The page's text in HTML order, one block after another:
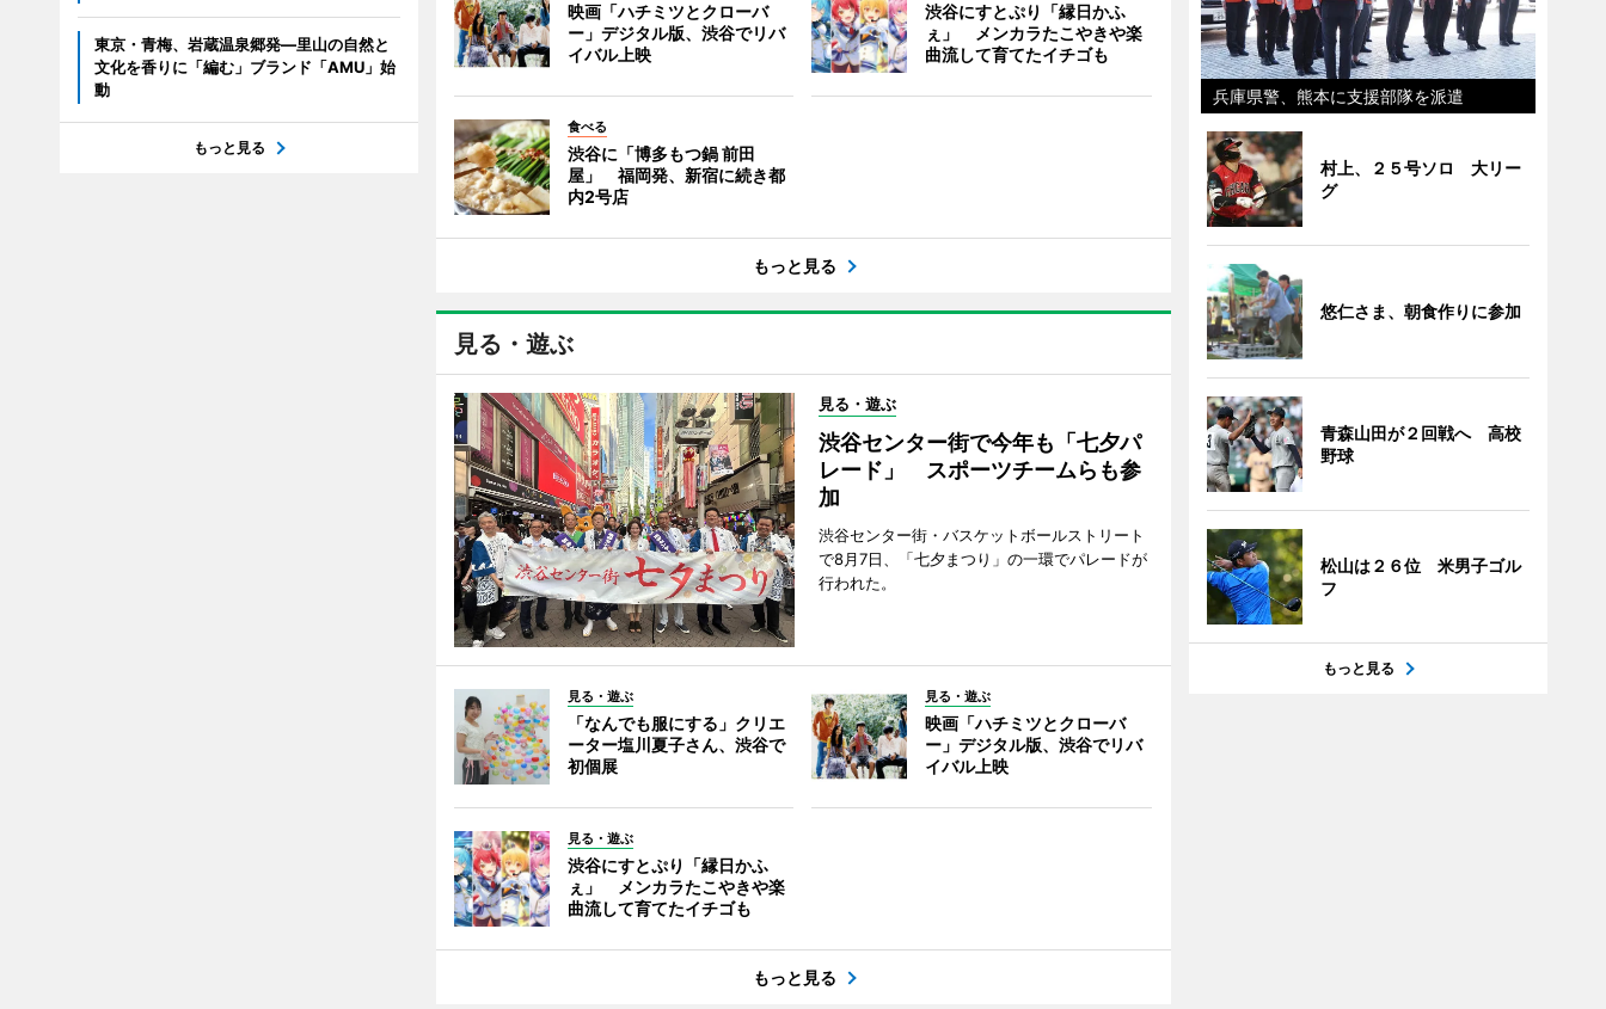
映画「ハチミツとクローバ
ー」デジタル版、渋谷でリバ
イバル上映
渋谷にすとぷり「縁日かふ
ぇ」 メンカラたこやきや楽
曲流して育てたイチゴも
食べる
渋谷に「博多もつ鍋 前田
屋」 福岡発、新宿に続き都
内2号店
もっと見る
見る・遊ぶ
見る・遊ぶ
渋谷センター街で今年も「七夕パ
レード」 スポーツチームらも参
加
渋谷センター街・バスケットボールストリート
で8月7日、「七夕まつり」の一環でパレードが
行われた。
見る・遊ぶ
「なんでも服にする」クリエ
ーター塩川夏子さん、渋谷で
初個展
見る・遊ぶ
映画「ハチミツとクローバ
ー」デジタル版、渋谷でリバ
イバル上映
見る・遊ぶ
渋谷にすとぷり「縁日かふ
ぇ」 メンカラたこやきや楽
曲流して育てたイチゴも
もっと見る
東京・青梅、岩蔵温泉郷発―里山の自然と
文化を香りに「編む」ブランド「AMU」始
動
もっと見る
兵庫県警、熊本に支援部隊を派遣
村上、２５号ソロ 大リー
グ
悠仁さま、朝食作りに参加
青森山田が２回戦へ 高校
野球
松山は２６位 米男子ゴル
フ
もっと見る